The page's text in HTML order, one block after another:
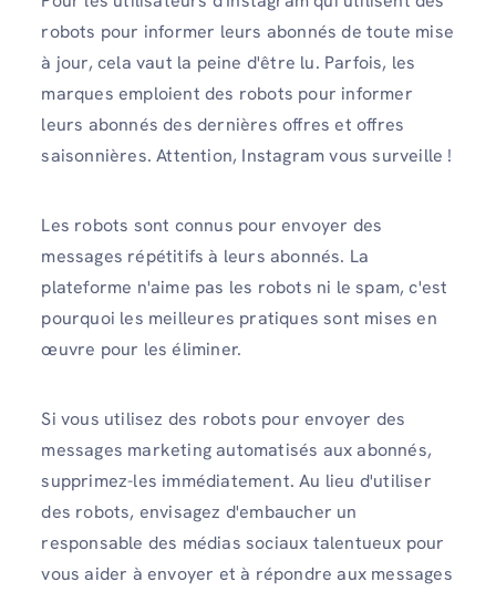
robots pour informer leurs abonnés de toute mise
à jour, cela vaut la peine d'être lu. Parfois, les
marques emploient des robots pour informer
leurs abonnés des dernières offres et offres
saisonnières. Attention, Instagram vous surveille !
Les robots sont connus pour envoyer des
messages répétitifs à leurs abonnés. La
plateforme n'aime pas les robots ni le spam, c'est
pourquoi les meilleures pratiques sont mises en
œuvre pour les éliminer.
Si vous utilisez des robots pour envoyer des
messages marketing automatisés aux abonnés,
supprimez-les immédiatement. Au lieu d'utiliser
des robots, envisagez d'embaucher un
responsable des médias sociaux talentueux pour
vous aider à envoyer et à répondre aux messages